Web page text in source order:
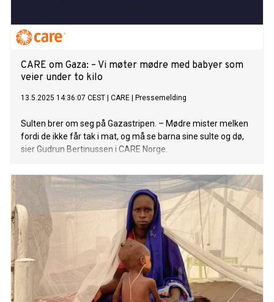
CARE om Gaza: – Vi møter mødre med babyer som
veier under to kilo
13.5.2025 14:36:07 CEST CARE Pressemelding
Sulten brer om seg på Gazastripen. – Mødre mister melken
fordi de ikke får tak i mat, og må se barna sine sulte og dø,
sier Gudrun Bertinussen i CARE Norge.